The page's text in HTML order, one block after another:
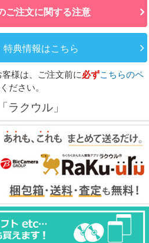
ご注文に関する注意
特典情報はこちら
様は、ご注文前に必ずこちらのペ
ださい。
ラクウル」